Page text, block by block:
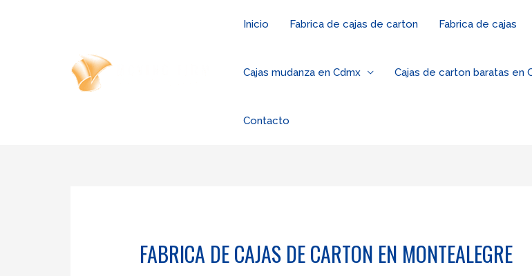
Inicio Fabrica de cajas de carton Fabrica de cajas
Cajas mudanza en Cdmx Cajas de carton baratas en
Contacto
FABRICA DE CAJAS DE CARTON EN MONTEALEGRE